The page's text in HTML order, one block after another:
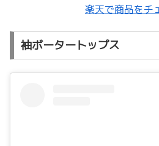
楽天で商品をチ
袖ボータートップス